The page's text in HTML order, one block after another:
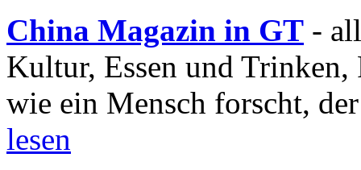
China Magazin in GT -
Kultur, Essen und
wie ein Mensch forscht,
lesen